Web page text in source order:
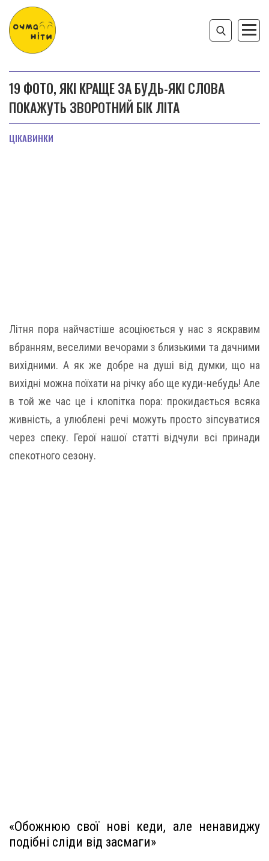
19 ФОТО, ЯКІ КРАЩЕ ЗА БУДЬ-ЯКІ СЛОВА
ПОКАЖУТЬ ЗВОРОТНИЙ БІК ЛІТА
ЦІКАВИНКИ
Літня пора найчастіше асоціюється у нас з яскравим
вбранням, веселими вечорами з близькими та дачними
вихідними. А як же добре на душі від думки, що на
вихідні можна поїхати на річку або ще куди-небудь! Але
в той же час це і клопітка пора: прокидається всяка
живність, а улюблені речі можуть просто зіпсуватися
через спеку. Герої нашої статті відчули всі принади
спекотного сезону.
«Обожнюю свої нові кеди, але ненавиджу
подібні сліди від засмаги»